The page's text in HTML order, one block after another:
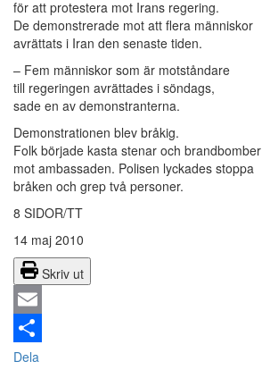
för att protestera mot Irans regering.
De demonstrerade mot att flera människor
avrättats i Iran den senaste tiden.
– Fem människor som är motståndare
till regeringen avrättades i söndags,
sade en av demonstranterna.
Demonstrationen blev bråkig.
Folk började kasta stenar och brandbomber
mot ambassaden. Polisen lyckades stoppa
bråken och grep två personer.
8 SIDOR/TT
14 maj 2010
Skriv ut
Email
Dela